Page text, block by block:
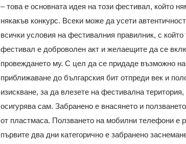
– това е основната идея на този фестивал, който
някакъв конкурс. Всеки може да усети
всички условия на фестивалния правилник, с
фестивал е доброволен акт и желаещите да се
провеждането му. С цел да се придаде възможно
приближаване до българския бит отпреди век и
изискване, за да влезете на фестивална
осигурява сам. Забранено е внасянето и
от пластмаса. Ползването на мобилни телефони е
първите два дни категорично е забранено